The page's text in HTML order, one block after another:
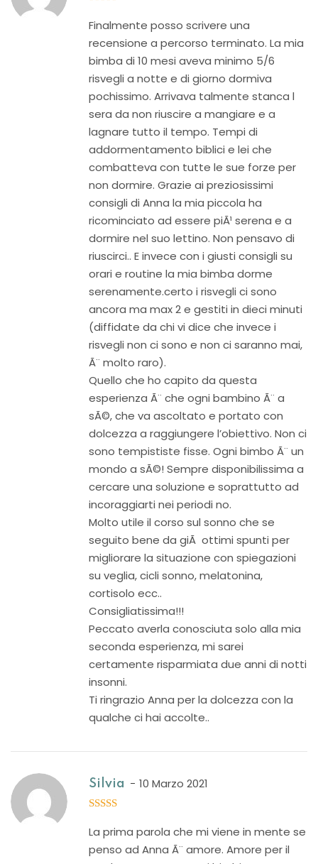
Finalmente posso scrivere una
recensione a percorso terminato. La mia
bimba di 10 mesi aveva minimo 5/6
risvegli a notte e di giorno dormiva
pochissimo. Arrivava talmente stanca l
sera da non riuscire a mangiare e a
lagnare tutto il tempo. Tempi di
addormentamento biblici e lei che
combatteva con tutte le sue forze per
non dormire. Grazie ai preziosissimi
consigli di Anna la mia piccola ha
ricominciato ad essere piÃ¹ serena e a
dormire nel suo lettino. Non pensavo di
riuscirci.. E invece con i giusti consigli su
orari e routine la mia bimba dorme
serenamente.certo i risvegli ci sono
ancora ma max 2 e gestiti in dieci minuti
(diffidate da chi vi dice che invece i
risvegli non ci sono e non ci saranno mai,
Ã¨ molto raro).
Quello che ho capito da questa
esperienza Ã¨ che ogni bambino Ã¨ a
sÃ©, che va ascoltato e portato con
dolcezza a raggiungere l’obiettivo. Non ci
sono tempististe fisse. Ogni bimbo Ã¨ un
mondo a sÃ©! Sempre disponibilissima a
cercare una soluzione e soprattutto ad
incoraggiarti nei periodi no.
Molto utile il corso sul sonno che se
seguito bene da giÃ ottimi spunti per
migliorare la situazione con spiegazioni
su veglia, cicli sonno, melatonina,
cortisolo ecc..
Consigliatissima!!!
Peccato averla conosciuta solo alla mia
seconda esperienza, mi sarei
certamente risparmiata due anni di notti
insonni.
Ti ringrazio Anna per la dolcezza con la
qualche ci hai accolte..
Silvia 10 Marzo 2021
La prima parola che mi viene in mente se
penso ad Anna Ã¨ amore. Amore per il